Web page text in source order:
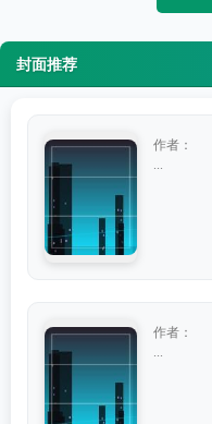
封面推荐
作者：
作者：